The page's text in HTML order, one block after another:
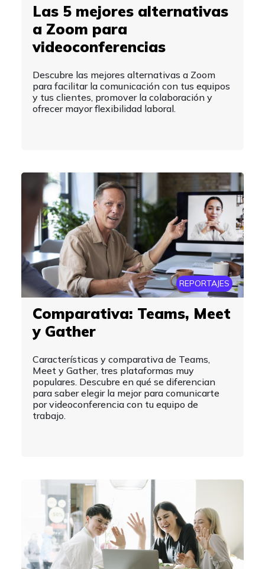
Las 5 mejores alternativas
a Zoom para
videoconferencias
Descubre las mejores alternativas a Zoom
para facilitar la comunicación con tus equipos
y tus clientes, promover la colaboración y
ofrecer mayor flexibilidad laboral.
REPORTAJES
Comparativa: Teams, Meet
y Gather
Características y comparativa de Teams,
Meet y Gather, tres plataformas muy
populares. Descubre en qué se diferencian
para saber elegir la mejor para comunicarte
por videoconferencia con tu equipo de
trabajo.